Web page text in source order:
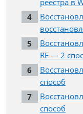
RE — 2
способ
способ